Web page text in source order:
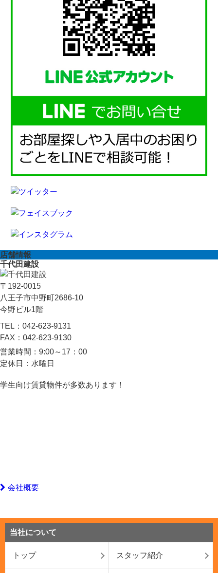
店舗情報
千代田建設
〒192-0015
八王子市中野町2686-10
今野ビル1階
TEL： 042-623-9131
FAX： 042-623-9130
営業時間： 9:00～17：00
定休日： 水曜日
学生向け賃貸物件が多数あります！
会社概要
当社について
トップ スタッフ紹介